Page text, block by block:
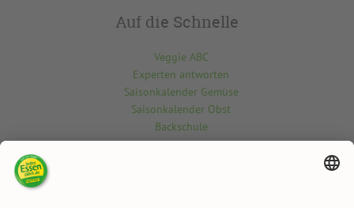
Auf die Schnelle
Veggie ABC
Experten antworten
Saisonkalender Gemüse
Saisonkalender Obst
Backschule